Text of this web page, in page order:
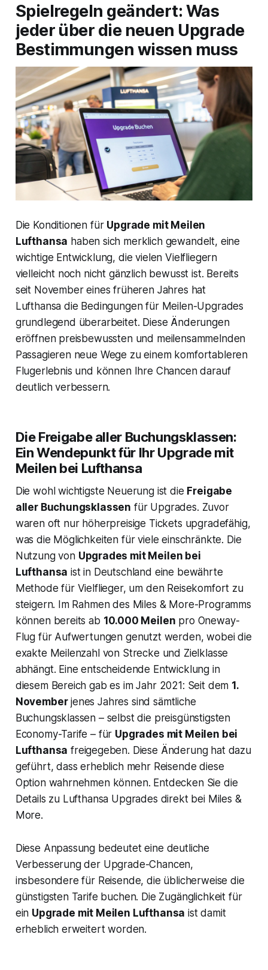
Spielregeln geändert: Was
jeder über die neuen Upgrade
Bestimmungen wissen muss
Die Konditionen für Upgrade mit Meilen
Lufthansa haben sich merklich gewandelt, eine
wichtige Entwicklung, die vielen Vielfliegern
vielleicht noch nicht gänzlich bewusst ist. Bereits
seit November eines früheren Jahres hat
Lufthansa die Bedingungen für Meilen-Upgrades
grundlegend überarbeitet. Diese Änderungen
eröffnen preisbewussten und meilensammelnden
Passagieren neue Wege zu einem komfortableren
Flugerlebnis und können Ihre Chancen darauf
deutlich verbessern.
Die Freigabe aller Buchungsklassen:
Ein Wendepunkt für Ihr Upgrade mit
Meilen bei Lufthansa
Die wohl wichtigste Neuerung ist die Freigabe
aller Buchungsklassen für Upgrades. Zuvor
waren oft nur höherpreisige Tickets upgradefähig,
was die Möglichkeiten für viele einschränkte. Die
Nutzung von Upgrades mit Meilen bei
Lufthansa ist in Deutschland eine bewährte
Methode für Vielflieger, um den Reisekomfort zu
steigern. Im Rahmen des Miles & More-Programms
können bereits ab 10.000 Meilen pro Oneway-
Flug für Aufwertungen genutzt werden, wobei die
exakte Meilenzahl von Strecke und Zielklasse
abhängt. Eine entscheidende Entwicklung in
diesem Bereich gab es im Jahr 2021: Seit dem 1.
Novemberjenes Jahres sind sämtliche
Buchungsklassen – selbst die preisgünstigsten
Economy-Tarife – für Upgrades mit Meilen bei
Lufthansa freigegeben. Diese Änderung hat dazu
geführt, dass erheblich mehr Reisende diese
Option wahrnehmen können. Entdecken Sie die
Details zu Lufthansa Upgrades direkt bei Miles &
More.
Diese Anpassung bedeutet eine deutliche
Verbesserung der Upgrade-Chancen,
insbesondere für Reisende, die üblicherweise die
günstigsten Tarife buchen. Die Zugänglichkeit für
ein Upgrade mit Meilen Lufthansa ist damit
erheblich erweitert worden.